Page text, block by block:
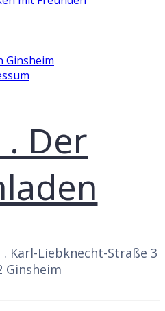
Ginsheim
. Der
. Karl-Liebknecht-Straße 3
Ginsheim